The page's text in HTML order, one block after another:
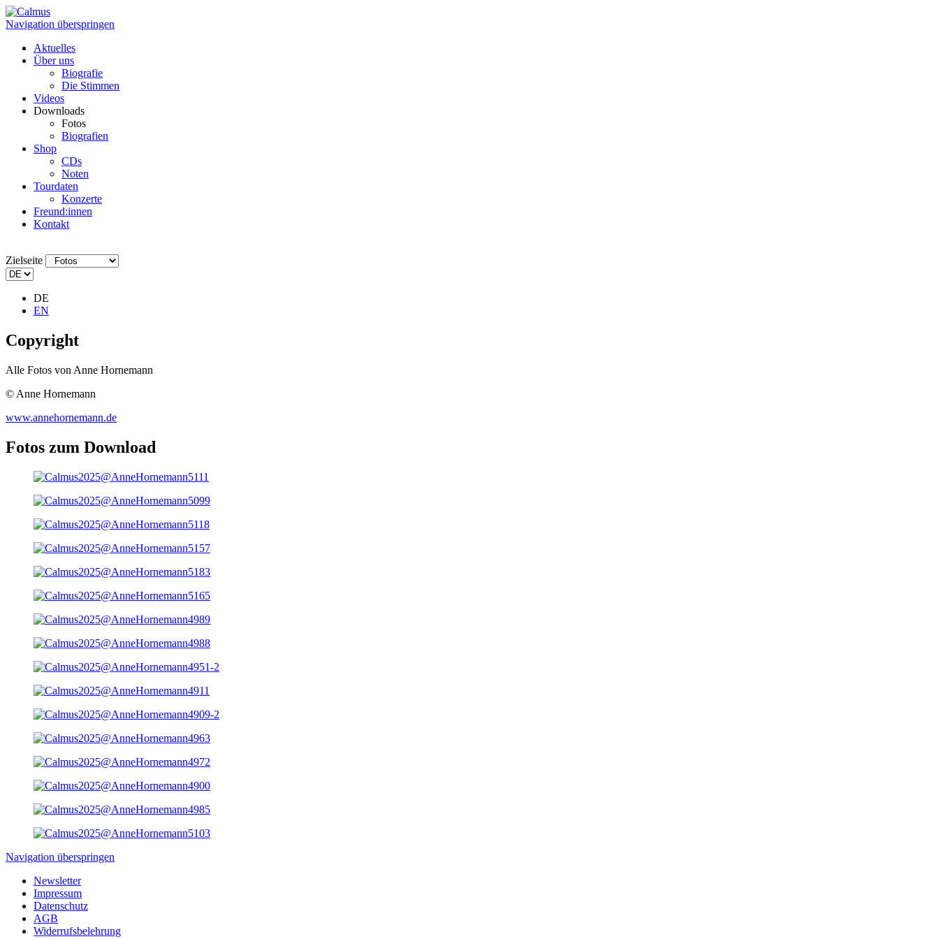
Navigation überspringen
Aktuelles
Über uns
Biografie
Die Stimmen
Videos
Downloads
Fotos
Biografien
Shop
CDs
Noten
Tourdaten
Konzerte
Freund:innen
Kontakt
Zielseite
DE
EN
Copyright
Alle Fotos von Anne Hornemann
© Anne Hornemann
www.annehornemann.de
Fotos zum Download
Navigation überspringen
Newsletter
Impressum
Datenschutz
AGB
Widerrufsbelehrung